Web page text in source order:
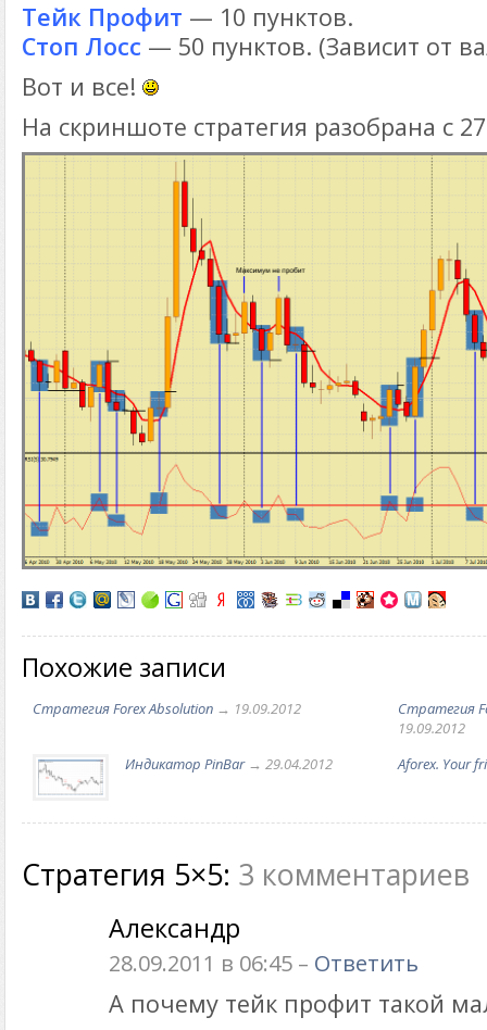
Тейк Профит — 10 пунктов.
Стоп Лосс — 50 пунктов. (Зависит от
Вот и все!
На скриншоте стратегия разобрана с
Похожие записи
Стратегия Forex Absolution → 19.09.2012
Стратегия
19.09.2012
Индикатор PinBar → 29.04.2012 Aforex. Your
Стратегия 5×5: 3 комментариев
Александр
28.09.2011 в 06:45 – Ответить
А почему тейк профит такой